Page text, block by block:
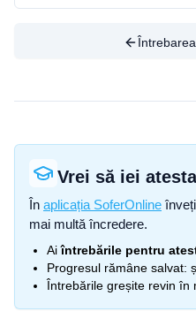
Vrei să iei
În aplicația SoferOnline
mai multă încredere.
Aiîntrebările pentru
Progresul rămâne salvat:
Întrebările greșite revin în